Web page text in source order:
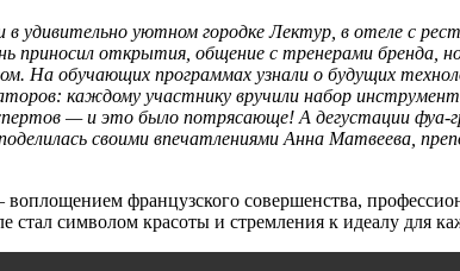
удивительно уютном городке Лектур, в отеле с
открытия, общение с тренерами бренда,
На обучающих программах узнали о будущих
каждому участнику вручили набор
— и это было потрясающе! А дегустации фуа-
своими впечатлениями Анна Матвеева,
французского совершенства,
символом красоты и стремления к идеалу для